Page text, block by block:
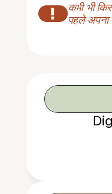
!
कभी भी
पहले